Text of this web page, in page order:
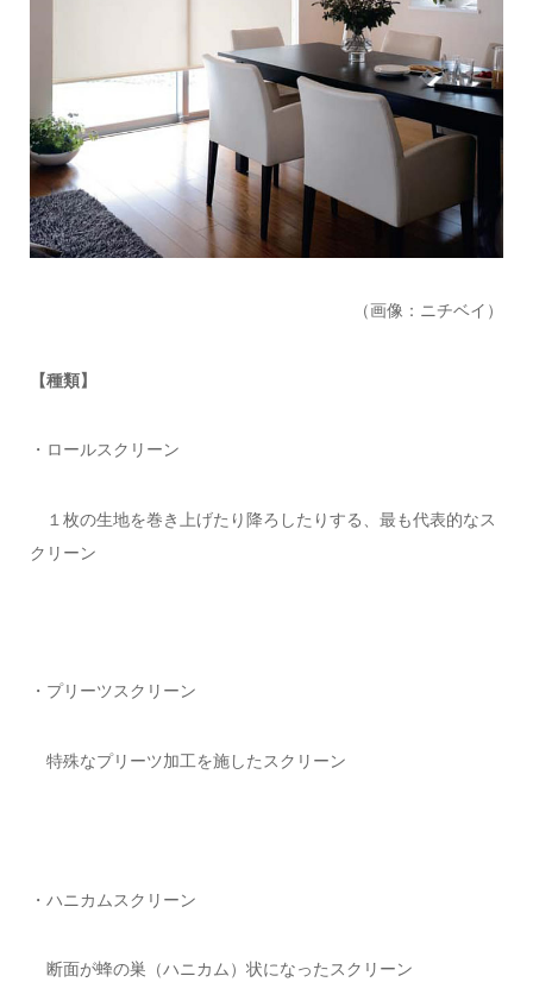
（画像：ニチベイ）
【種類】
・ロールスクリーン
１枚の生地を巻き上げたり降ろしたりする、最も代表的なス
クリーン
・プリーツスクリーン
特殊なプリーツ加工を施したスクリーン
・ハニカムスクリーン
断面が蜂の巣（ハニカム）状になったスクリーン